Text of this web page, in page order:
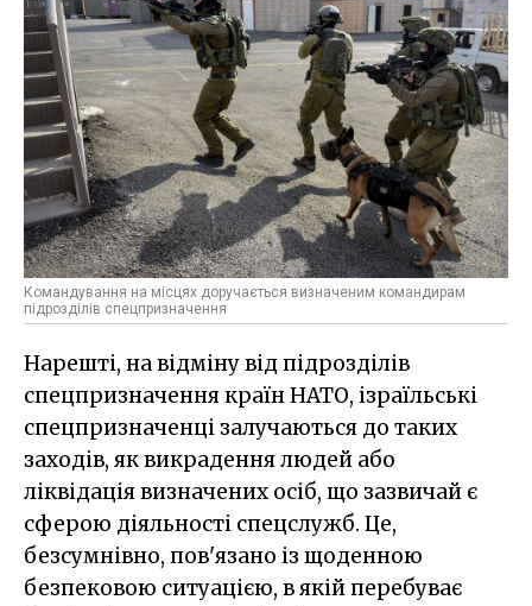
Командування на місцях доручається визначеним командирам
підрозділів спецпризначення
Нарешті, на відміну від підрозділів
спецпризначення країн НАТО, ізраїльські
спецпризначенці залучаються до таких
заходів, як викрадення людей або
ліквідація визначених осіб, що зазвичай є
сферою діяльності спецслужб. Це,
безсумнівно, пов'язано із щоденною
безпековою ситуацією, в якій перебуває